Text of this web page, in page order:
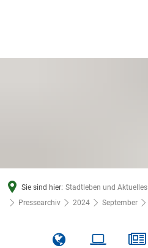
Sie sind hier: Stadtleben und Aktuelles
Pressearchiv
2024 September